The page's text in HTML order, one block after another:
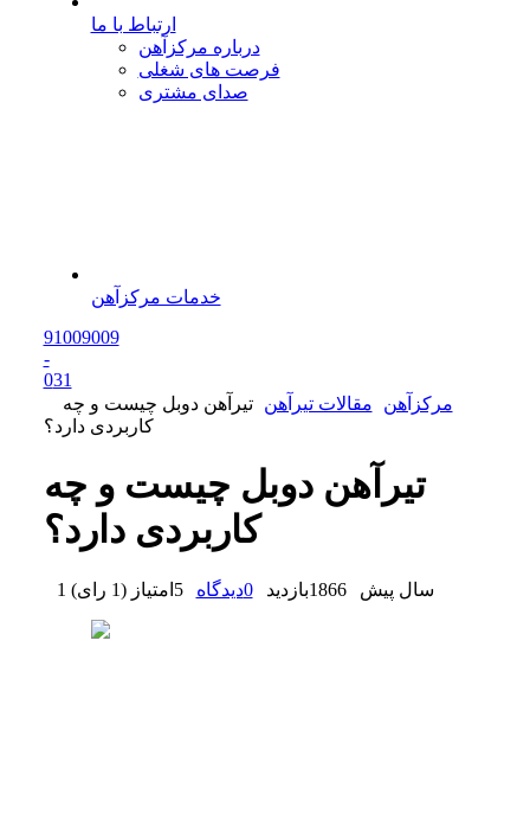
ارتباط با ما
درباره مرکزآهن
فرصت های شغلی
صدای مشتری
خدمات مرکزآهن
91009009
-
031
مرکزآهن
مقالات تیرآهن
تیرآهن دوبل چیست و چه
کاربردی دارد؟
تیرآهن دوبل چیست و چه
کاربردی دارد؟
1 سال پیش 1866بازدید 0دیدگاه 5 امتیاز (1 رای )